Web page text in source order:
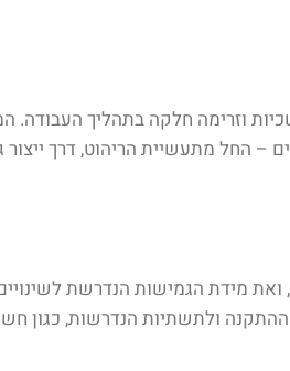
וזרימה חלקה בתהליך
– החל מתעשיית הריהוט, דרך ייצור
מידת הגמישות הנדרשת
ההתקנה ולתשתיות הנדרשות, כגון